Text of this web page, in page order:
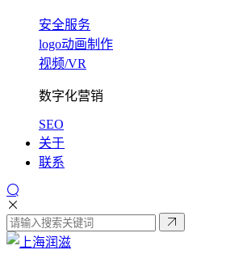
安全服务
logo动画制作
视频/VR
数字化营销
SEO
关于
联系